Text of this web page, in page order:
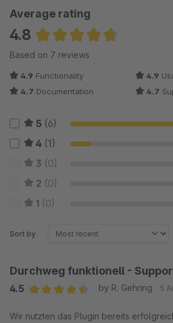
Average rating
4.8
Average rating of 4.79 out of 5
Based on 7 reviews
4.9 Functionality 4.9
4.7 Documentation 4.7
5 (6)
4 (1)
3 (0)
2 (0)
1 (0)
Sort by
Durchweg funktionell -
4.5
by R. Gehring 5
Wir nutzten das Plugin bereits